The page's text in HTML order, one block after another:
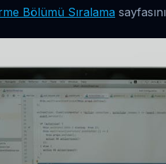
Bölümü Sıralama